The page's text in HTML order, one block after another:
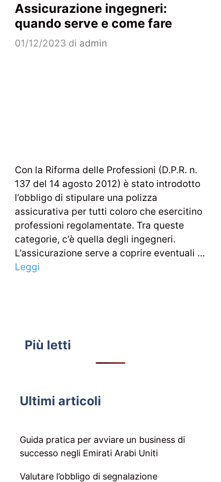
Assicurazione ingegneri:
quando serve e come fare
01/12/2023 di admin
Con la Riforma delle Professioni (D.P.R. n.
137 del 14 agosto 2012) è stato introdotto
l’obbligo di stipulare una polizza
assicurativa per tutti coloro che esercitino
professioni regolamentate. Tra queste
categorie, c’è quella degli ingegneri.
L’assicurazione serve a coprire eventuali …
Leggi
Più letti
Ultimi articoli
Guida pratica per avviare un business di
successo negli Emirati Arabi Uniti
Valutare l’obbligo di segnalazione